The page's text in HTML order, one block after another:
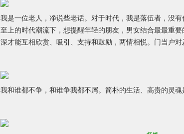
我是一位老人，净说些老话。对于时代，我是落伍者，没
至上的时代潮流下，想提醒年轻的朋友，男女结合最最重
深才能互相欣赏、吸引、支持和鼓励，两情相悦。门当户对
我和谁都不争，和谁争我都不屑。简朴的生活、高贵的灵魂